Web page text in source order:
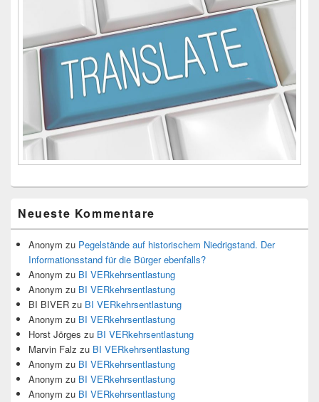
Neueste Kommentare
Anonym zu Pegelstände auf historischem Niedrigstand. Der
Informationsstand für die Bürger ebenfalls?
Anonym zu BI VERkehrsentlastung
Anonym zu BI VERkehrsentlastung
BI BIVER zu BI VERkehrsentlastung
Anonym zu BI VERkehrsentlastung
Horst Jörges zu BI VERkehrsentlastung
Marvin Falz zu BI VERkehrsentlastung
Anonym zu BI VERkehrsentlastung
Anonym zu BI VERkehrsentlastung
Anonym zu BI VERkehrsentlastung